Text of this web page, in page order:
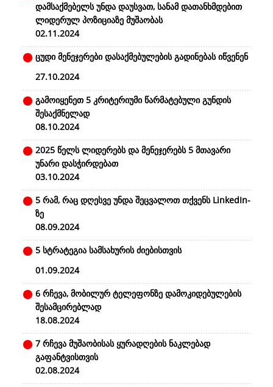
დამსაქმებელს უნდა დაუსვათ, სანამ დათანხმდებით
ლიდერულ პოზიციაზე მუშაობას
02.11.2024
ცუდი მენეჯერები დასაქმებულების გადინებას იწვენენ
27.10.2024
გამოიყენეთ 5 კრიტერიუმი წარმატებული გუნდის
შესაქმნელად
08.10.2024
2025 წელს ლიდერებს და მენეჯერებს 5 მთავარი
უნარი დასჭირდებათ
03.10.2024
5 რამ, რაც დღესვე უნდა შეცვალოთ თქვენს LinkedIn-
ზე
08.09.2024
5 სტრატეგია სამსახურის ძიებისთვის
01.09.2024
6 რჩევა, მობილურ ტელეფონზე დამოკიდებულების
შესამცირებლად
18.08.2024
7 რჩევა მუშაობისას ყურადღების ნაკლებად
გაფანტვისთვის
02.08.2024